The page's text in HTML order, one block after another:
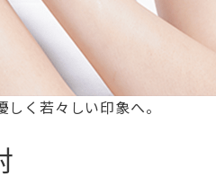
しく若々しい印象へ。